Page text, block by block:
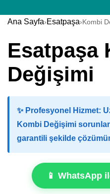
Ana Sayfa›Esatpaşa›Kombi
Esatpaşa
Değişimi
✨ Profesyonel Hizmet:
Kombi Değişimi
garantili şekilde
📱 WhatsApp